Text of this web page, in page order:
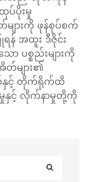
ပ်ပိုးမှု
ျားကို ဖုန်စုပ်စက်
အထူး ဒီဇိုင်း
ာ ပစ္စည်းများကို
များ၏
နှင့် တိုက်ရိုက်ထိ
းမှုနှင့် လိုက်နာမှုတို့ကို